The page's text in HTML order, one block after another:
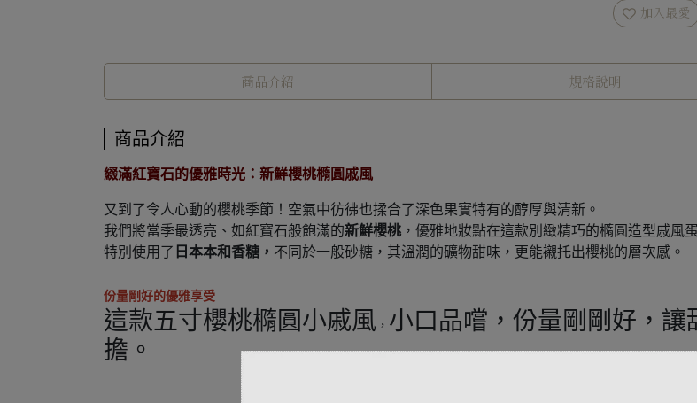
加入最愛
商品介紹 規格說明
商品介紹
綴滿紅寶石的優雅時光：新鮮櫻桃橢圓戚風
又到了令人心動的櫻桃季節！空氣中彷彿也揉合了深色果實特有的醇厚與清新。
我們將當季最透亮、如紅寶石般飽滿的新鮮櫻桃 ，優雅地妝點在這款別緻精巧的橢圓造型戚風
特別使用了 日本本和香糖， 不同於一般砂糖，其溫潤的礦物甜味，更能襯托出櫻桃的層次感。
份量剛好的優雅享受
這款五寸櫻桃橢圓小戚風 ， 小口品嚐，份量剛剛好，
擔。